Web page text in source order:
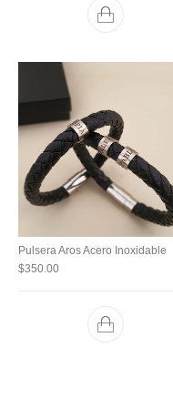
Pulsera Aros Acero Inoxidable
$350.00